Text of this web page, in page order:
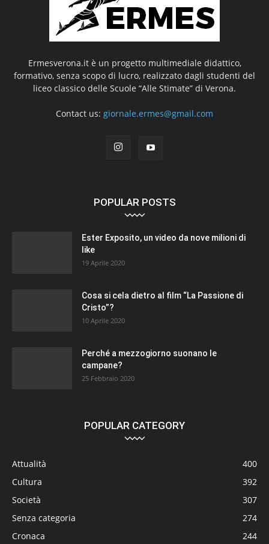
Ermesverona.it è un progetto multimediale didattico,
formativo, senza scopo di lucro, realizzato dagli studenti del
liceo classico delle Scuole “Alle Stimate” di Verona.
Contact us: giornale.ermes@gmail.com
POPULAR POSTS
Ester Exposito, un video da nove milioni di
like
19 Aprile 2020
Cosa si cela dietro al film “La Passione di
Cristo”?
10 Aprile 2020
Perché a mezzogiorno suonano le
campane?
25 Febbraio 2020
POPULAR CATEGORY
Attualità
400
Cultura
392
Società
307
Senza categoria
274
Cronaca
244